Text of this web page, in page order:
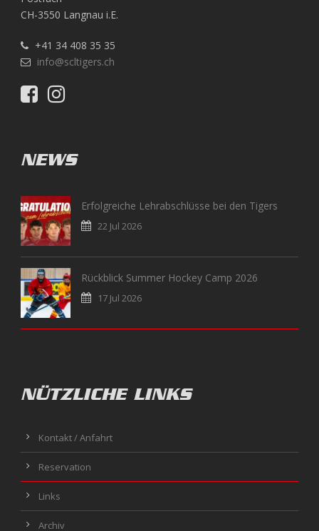
CH-3550 Langnau i.E.
+41 34 408 35 35
info@scltigers.ch
NEWS
Erfolgreiche Lehrabschlüsse bei den Tigers
22 Jul 2026
Rückblick Summer Hockey Camp 2026
17 Jul 2026
NÜTZLICHE LINKS
Kontakt / Anfahrt
Reservation
Links
Archiv